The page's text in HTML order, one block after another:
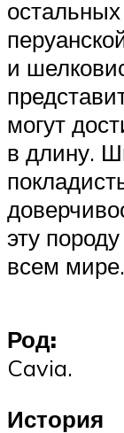
и
могут
в длину.
эту
всем мире.
Род:
Cavia.
История